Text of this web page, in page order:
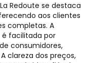
Redoute se destaca
aos clientes
completas. A
é facilitada por
consumidores,
clareza dos preços,